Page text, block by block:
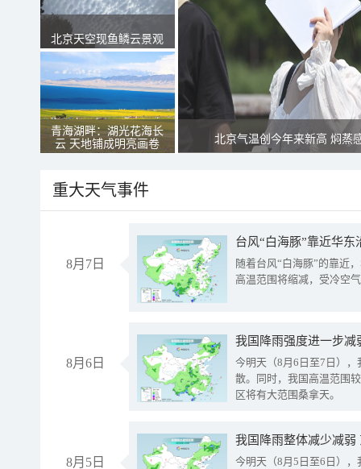
北京天空现鱼鳞云景观
青海湖畔：湖光花海长
云 天地铺成明亮画卷
北京气温创今年来新高 焖蒸
重大天气事件
8月7日
台风“白海豚”靠近华
随着台风“白海豚”的靠近
高温范围将缩减，受冷空
8月6日
今明天（8月6日至7日）
散。同时，我国高温范围
区将有大范围桑拿天。
8月5日
我国降雨整体减少减弱
今明天（8月5日至6日）